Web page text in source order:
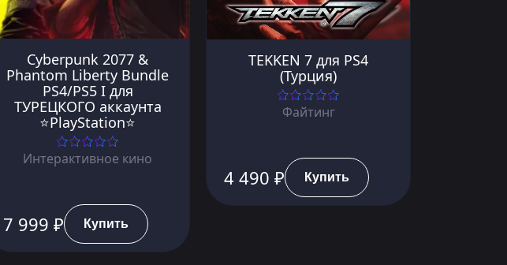
Cyberpunk 2077 &
Phantom Liberty Bundle
PS4/PS5 I для
ТУРЕЦКОГО аккаунта
⭐PlayStation⭐
Интерактивное кино
7 999 ₽ Купить
TEKKEN 7 для PS4
(Турция)
Файтинг
4 490 ₽ Купить